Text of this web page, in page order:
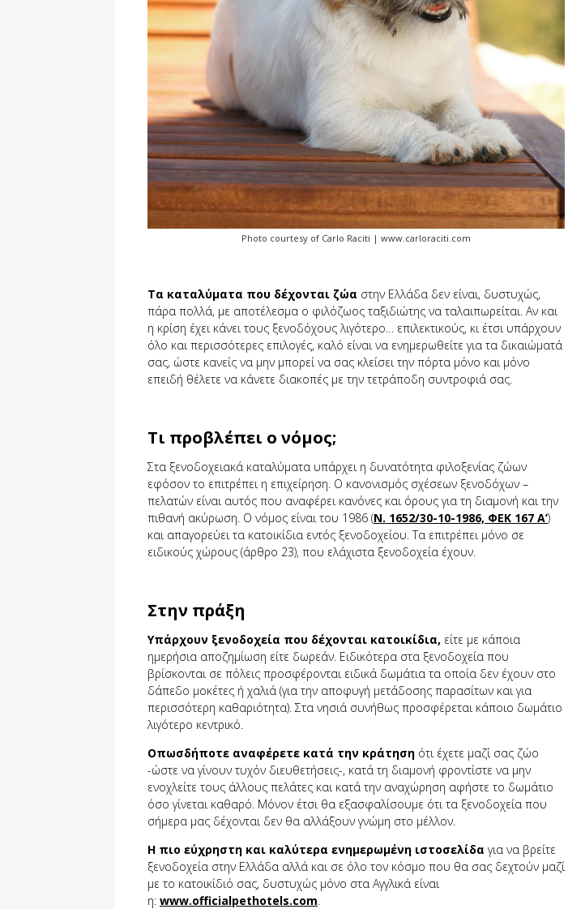
Photo courtesy of Carlo Raciti | www.carloraciti.com
Τα καταλύματα που δέχονται ζώα στην Ελλάδα δεν είναι, δυστυχώς,
πάρα πολλά, με αποτέλεσμα ο φιλόζωος ταξιδιώτης να ταλαιπωρείται. Αν και
η κρίση έχει κάνει τους ξενοδόχους λιγότερο… επιλεκτικούς, κι έτσι υπάρχουν
όλο και περισσότερες επιλογές, καλό είναι να ενημερωθείτε για τα δικαιώματά
σας, ώστε κανείς να μην μπορεί να σας κλείσει την πόρτα μόνο και μόνο
επειδή θέλετε να κάνετε διακοπές με την τετράποδη συντροφιά σας.
Τι προβλέπει ο νόμος;
Στα ξενοδοχειακά καταλύματα υπάρχει η δυνατότητα φιλοξενίας ζώων
εφόσον το επιτρέπει η επιχείρηση. Ο κανονισμός σχέσεων ξενοδόχων –
πελατών είναι αυτός που αναφέρει κανόνες και όρους για τη διαμονή και την
πιθανή ακύρωση. Ο νόμος είναι του 1986 (Ν. 1652/30-10-1986, ΦEK 167 A’)
και απαγορεύει τα κατοικίδια εντός ξενοδοχείου. Τα επιτρέπει μόνο σε
ειδικούς χώρους (άρθρο 23), που ελάχιστα ξενοδοχεία έχουν.
Στην πράξη
Υπάρχουν ξενοδοχεία που δέχονται κατοικίδια, είτε με κάποια
ημερήσια αποζημίωση είτε δωρεάν. Ειδικότερα στα ξενοδοχεία που
βρίσκονται σε πόλεις προσφέρονται ειδικά δωμάτια τα οποία δεν έχουν στο
δάπεδο μοκέτες ή χαλιά (για την αποφυγή μετάδοσης παρασίτων και για
περισσότερη καθαριότητα). Στα νησιά συνήθως προσφέρεται κάποιο δωμάτιο
λιγότερο κεντρικό.
Οπωσδήποτε αναφέρετε κατά την κράτηση ότι έχετε μαζί σας ζώο
-ώστε να γίνουν τυχόν διευθετήσεις-, κατά τη διαμονή φροντίστε να μην
ενοχλείτε τους άλλους πελάτες και κατά την αναχώρηση αφήστε το δωμάτιο
όσο γίνεται καθαρό. Μόνον έτσι θα εξασφαλίσουμε ότι τα ξενοδοχεία που
σήμερα μας δέχονται δεν θα αλλάξουν γνώμη στο μέλλον.
Η πιο εύχρηστη και καλύτερα ενημερωμένη ιστοσελίδα για να βρείτε
ξενοδοχεία στην Ελλάδα αλλά και σε όλο τον κόσμο που θα σας δεχτούν μαζί
με το κατοικίδιό σας, δυστυχώς μόνο στα Αγγλικά είναι
η: www.officialpethotels.com